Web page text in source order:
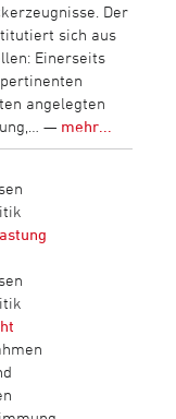
Der
sich aus
Einerseits
angelegten
— mehr...